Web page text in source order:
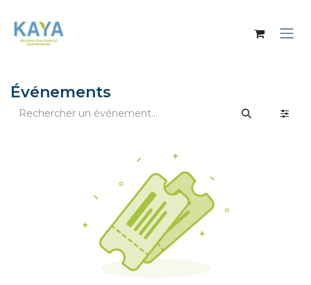
Événements